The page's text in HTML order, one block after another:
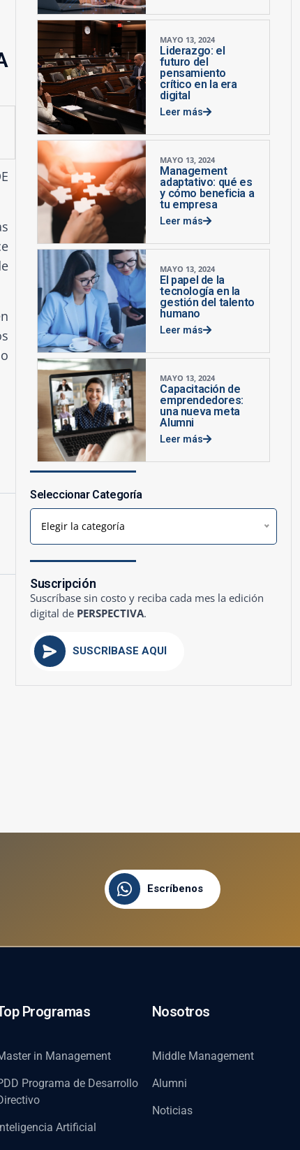
MAYO 13, 2024
Liderazgo: el
futuro del
pensamiento
crítico en la era
digital
Leer más
MAYO 13, 2024
Management
adaptativo: qué es
y cómo beneficia a
tu empresa
Leer más
MAYO 13, 2024
El papel de la
tecnología en la
gestión del talento
humano
Leer más
MAYO 13, 2024
Capacitación de
emprendedores:
una nueva meta
Alumni
Leer más
Seleccionar Categoría
Elegir la categoría
Suscripción
Suscríbase sin costo y reciba cada mes la edición
digital de PERSPECTIVA.
SUSCRÍBASE AQUÍ
Escríbenos
Programas
in Management
Programa de Desarrollo
Artificial
Nosotros
Middle Management
Alumni
Noticias